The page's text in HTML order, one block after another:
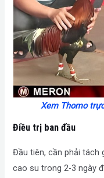
Xem Thomo
Điều trị ban đầu
Đầu tiên, cần phải tách
cao su trong 2-3 ngày